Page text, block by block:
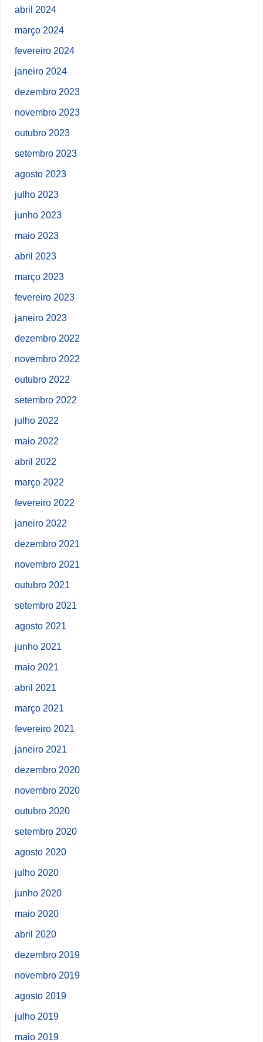
abril 2024
março 2024
fevereiro 2024
janeiro 2024
dezembro 2023
novembro 2023
outubro 2023
setembro 2023
agosto 2023
julho 2023
junho 2023
maio 2023
abril 2023
março 2023
fevereiro 2023
janeiro 2023
dezembro 2022
novembro 2022
outubro 2022
setembro 2022
julho 2022
maio 2022
abril 2022
março 2022
fevereiro 2022
janeiro 2022
dezembro 2021
novembro 2021
outubro 2021
setembro 2021
agosto 2021
junho 2021
maio 2021
abril 2021
março 2021
fevereiro 2021
janeiro 2021
dezembro 2020
novembro 2020
outubro 2020
setembro 2020
agosto 2020
julho 2020
junho 2020
maio 2020
abril 2020
dezembro 2019
novembro 2019
agosto 2019
julho 2019
maio 2019